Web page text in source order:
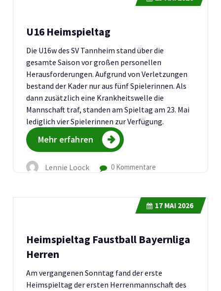
U16 Heimspieltag
Die U16w des SV Tannheim stand über die
gesamte Saison vor großen personellen
Herausforderungen. Aufgrund von Verletzungen
bestand der Kader nur aus fünf Spielerinnen. Als
dann zusätzlich eine Krankheitswelle die
Mannschaft traf, standen am Spieltag am 23. Mai
lediglich vier Spielerinnen zur Verfügung.
Mehr erfahren
Lennie Loock 0 Kommentare
Heimspieltag Faustball Bayernliga
Herren
Am vergangenen Sonntag fand der erste
Heimspieltag der ersten Herrenmannschaft des
17 MAI 2026